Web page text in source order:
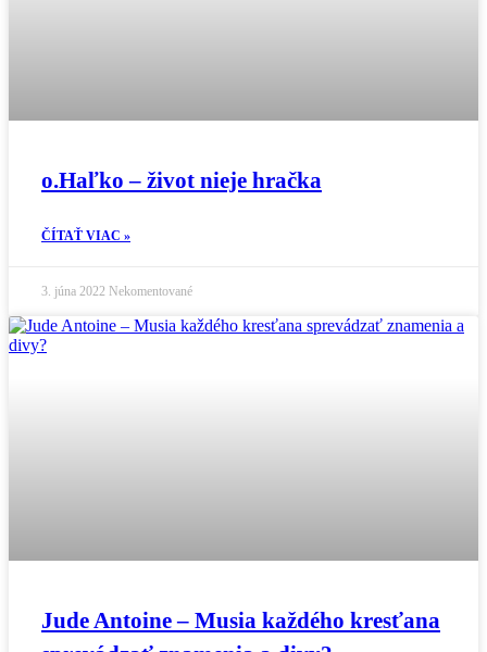
o.Haľko – život nieje hračka
ČÍTAŤ VIAC »
3. júna 2022 Nekomentované
Jude Antoine – Musia každého kresťana